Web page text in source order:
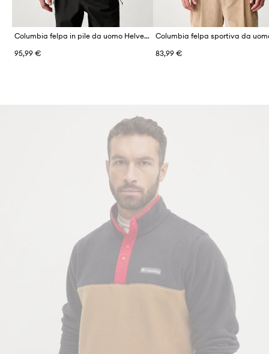
Columbia felpa in pile da uomo Helvetia
95,99 €
83,99 €